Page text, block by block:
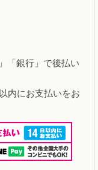
「銀行」で後払い
内にお支払いをお